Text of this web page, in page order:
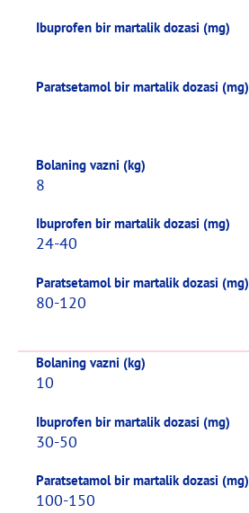
Ibuprofen bir martalik dozasi (mg)
Paratsetamol bir martalik dozasi (mg)
Bolaning vazni (kg)
8
Ibuprofen bir martalik dozasi (mg)
24-40
Paratsetamol bir martalik dozasi (mg)
80-120
Bolaning vazni (kg)
10
Ibuprofen bir martalik dozasi (mg)
30-50
Paratsetamol bir martalik dozasi (mg)
100-150